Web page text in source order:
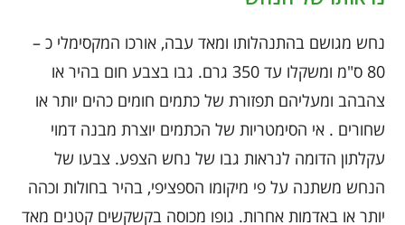
נחש מגושם בהתנהלותו ומאד עבה, אורכו המקסימלי כ –
80 ס"מ ומשקלו עד 350 גרם. גבו בצבע חום בהיר או
צהבהב ומעליהם תפזורת של כתמים חומים כהים יותר או
שחורים . אי הסימטריות של הכתמים יוצרת מבנה דמוי
עקלתון הדומה לנראות גבו של נחש הצפע. צבעו של
הנחש משתנה על פי מיקומו הספציפי, בהיר בחולות וכהה
יותר או באדמות אחרות. גופו מכוסה בקשקשים קטנים מאד